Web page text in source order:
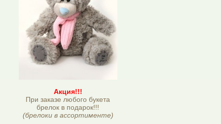
Акция!!!
При заказе любого букета
брелок в подарок!!!
(брелоки в ассортименте)